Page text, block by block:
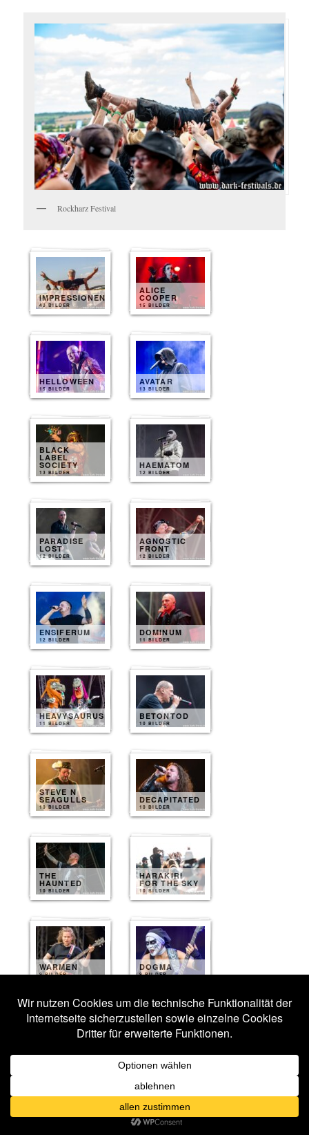
Rockharz Festival
IMPRESSIONEN
40 BILDER
ALICE
COOPER
15 BILDER
HELLOWEEN
15 BILDER
AVATAR
13 BILDER
BLACK
LABEL
SOCIETY
13 BILDER
HAEMATOM
12 BILDER
PARADISE
LOST
12 BILDER
AGNOSTIC
FRONT
12 BILDER
ENSIFERUM
12 BILDER
DOMINUM
11 BILDER
HEAVYSAURUS
11 BILDER
BETONTOD
10 BILDER
STEVE N
SEAGULLS
10 BILDER
DECAPITATED
10 BILDER
THE
HAUNTED
10 BILDER
HARAKIRI
FOR THE SKY
10 BILDER
WARMEN
9 BILDER
DOGMA
9 BILDER